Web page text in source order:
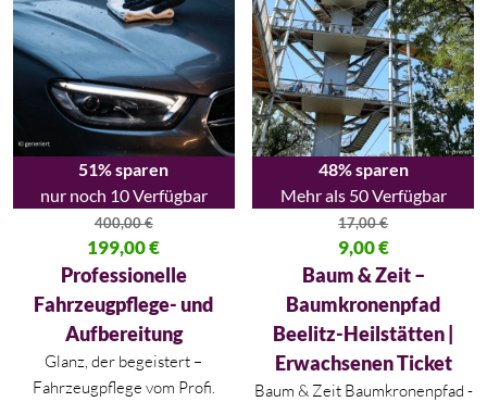
51% sparen
nur noch 10 Verfügbar
400,00€
Ursprünglicher Preis war: 400,00 €
199,00€
Aktueller Preis ist: 199,00 €.
Professionelle
Fahrzeugpflege- und
Aufbereitung
Glanz, der begeistert –
Fahrzeugpflege vom Profi.
48% sparen
Mehr als 50 Verfügbar
17,00€
Ursprünglicher Preis war:
9,00€
Aktueller Preis ist: 9,00 €.
Baum & Zeit –
Baumkronenpfad
Beelitz-Heilstätten |
Erwachsenen Ticket
Baum & Zeit Baumkronenpfad -